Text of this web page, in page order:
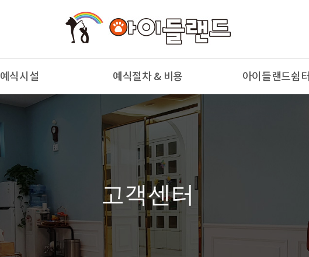
예식시설
봉안당
예식절차 & 비용
예식절차
예식종류 & 비용
예식용품
아이들랜드쉼터
고객센터